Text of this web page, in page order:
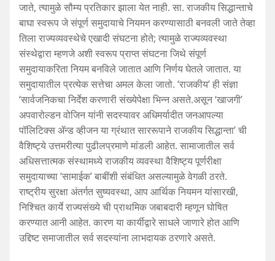
जाते, त्यामुळे सौम्य प्रतिकार झाला येत नाही. सा. राजकीय सिद्धान्ताचे
बाघा स्वरूप जे संपूर्ण समुदायाचे नियमन करण्यासाठी बनवली जाते तेव्हा
तिला राज्यव्यवस्थेचे एखादी संघटना होते; त्यामुळे राज्यव्यवस्था
संस्थेद्वारा म्हणजे अशी स्वरूप प्राप्त संघटना जिथे संपूर्ण
समुदायाकरिता नियम बनविले जातात आणि निर्णय घेतले जातात. या
समुदायातील प्रत्येक सत्तेचा अमल केला जातो. ‘राजकीय’ ही संज्ञा
‘सार्वजनिकचा निर्देश करणारी संख्येपेक्षा भिन्न असते.असून ‘खाजगी’
अपवारोल्डन वोजिन यांनी सदस्यावर अधिमर्यादीत जनआपल्या
पॉलिटिक्स ॲन्ड व्हीजन या ग्रंथात साररूपाने राजकीय सिद्धान्ता’ ची
वैशिष्ट्ये उत्तमरीत्या पुढीलप्रमाणे मांडली आहेत. सामाजातील सर्व
अधिसत्तात्मक संस्थामध्ये राजकीय व्यवस्था वैशिष्ट्य पूर्णरीक्षा
समुदायाच्या ‘सामाईक’ बाबींशी संबंधित असल्यामुळे वेगळी ठरते.
राष्ट्रीय सुरक्षा अंतर्गत सुष्यवस्था, आप आर्थिक नियमन यांसारखी,
निश्चित कार्ये राज्यसंख्ये ची प्राथमिक जबाबदारी म्हणून घोषित
करण्यात आनी आहेत. कारण या कार्यीद्वारे साधले जाणारे होत आणि
उद्दिष्ट समाजातील सर्व सदस्यांना लाभदायक ठरणारे असते.